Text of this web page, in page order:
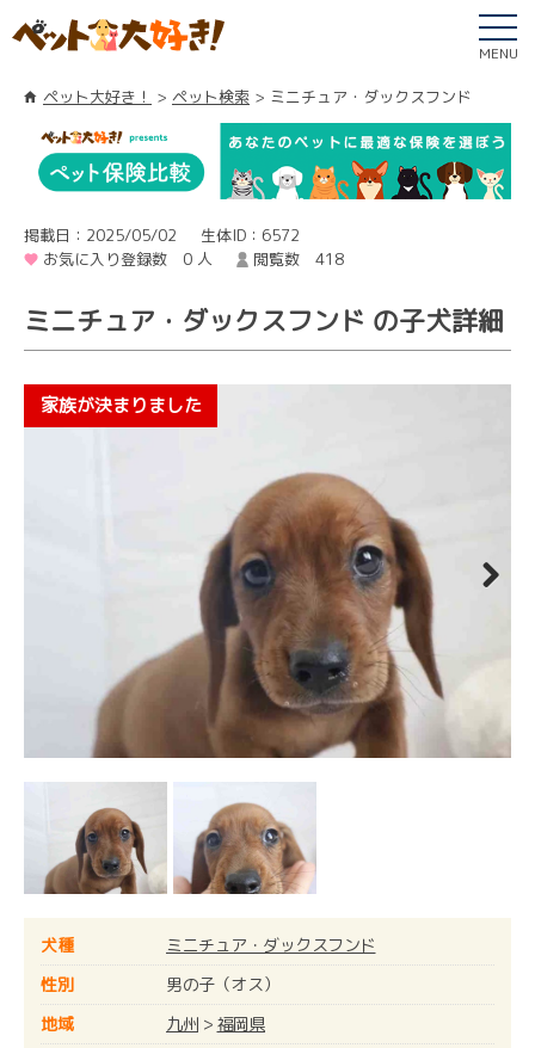
MENU
ペット大好き！ ペット検索 ミニチュア・ダックスフンド
掲載日：2025/05/02
生体ID：6572
お気に入り登録数 0 人
閲覧数 418
ミニチュア・ダックスフンド の子犬詳細
犬種
ミニチュア・ダックスフンド
性別
男の子（オス）
地域
九州 > 福岡県